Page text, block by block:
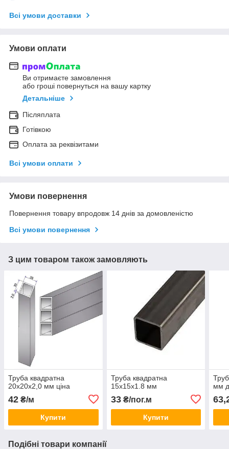
Всі умови доставки
Умови оплати
Ви отримаєте замовлення
або гроші повернуться на вашу картку
Детальніше
Післяплата
Готівкою
Оплата за реквізитами
Всі умови оплати
Умови повернення
Повернення товару впродовж 14 днів за домовленістю
Всі умови повернення
З цим товаром також замовляють
Труба квадратна
20х20х2,0 мм ціна
42 ₴/м
Купити
Труба квадратна
15х15х1.8 мм
33₴/пог.м
Купити
мм
Подібні товари компанії